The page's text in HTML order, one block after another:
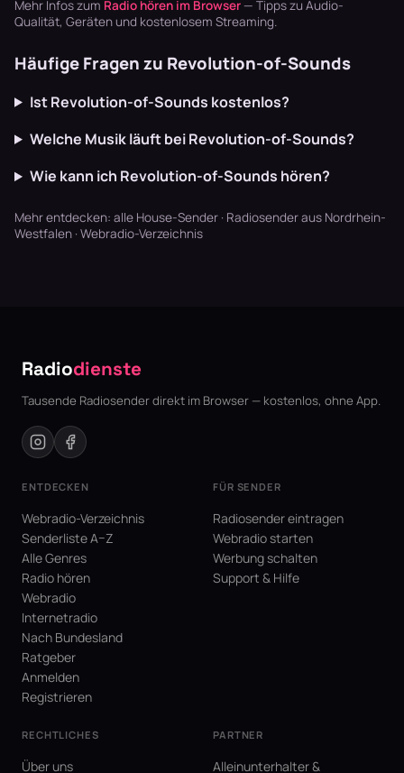
Hier erfäh…
Breakbeat…
Mehr Infos zum Radio hören im Browser — Tipps zu Audio-
Qualität, Geräten und kostenlosem Streaming.
Häufige Fragen zu Revolution-of-Sounds
Ist Revolution-of-Sounds kostenlos?
Welche Musik läuft bei Revolution-of-Sounds?
Wie kann ich Revolution-of-Sounds hören?
Mehr entdecken: alle House-Sender · Radiosender aus Nordrhein-
Westfalen · Webradio-Verzeichnis
Radiodienste
Tausende Radiosender direkt im Browser — kostenlos, ohne App.
ENTDECKEN
Webradio-Verzeichnis
Senderliste A–Z
Alle Genres
Radio hören
Webradio
Internetradio
Nach Bundesland
Ratgeber
Anmelden
Registrieren
FÜR SENDER
Radiosender eintragen
Webradio starten
Werbung schalten
Support & Hilfe
RECHTLICHES
Über uns
PARTNER
Alleinunterhalter &